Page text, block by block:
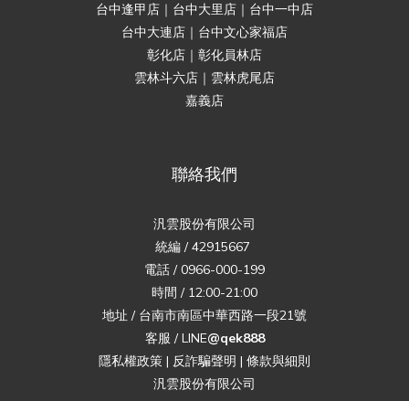
台中逢甲店｜台中大里店｜台中一中店
台中大連店｜台中文心家福店
彰化店｜彰化員林店
雲林斗六店｜雲林虎尾店
嘉義店
聯絡我們
汎雲股份有限公司
統編 / 42915667
電話 / 0966-000-199
時間 / 12:00-21:00
地址 / 台南市南區中華西路一段21號
客服 / LINE@qek888
隱私權政策 | 反詐騙聲明 | 條款與細則
汎雲股份有限公司